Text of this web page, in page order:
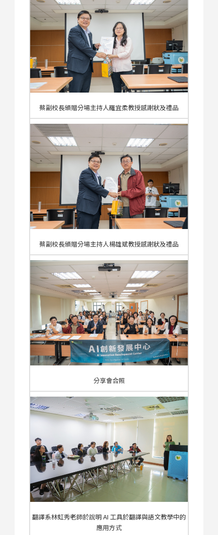
蔡副校長頒贈分場主持人羅宜柔教授感謝狀及禮品
蔡副校長頒贈分場主持人楊雄斌教授感謝狀及禮品
分享會合照
翻譯系林虹秀老師於說明 AI 工具於翻譯與語文教學中的
應用方式